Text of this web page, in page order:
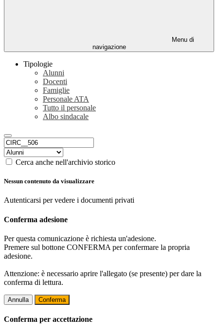
Menu di
navigazione
Tipologie
Alunni
Docenti
Famiglie
Personale ATA
Tutto il personale
Albo sindacale
Cerca anche nell'archivio storico
Nessun contenuto da visualizzare
Autenticarsi per vedere i documenti privati
Conferma adesione
Per questa comunicazione è richiesta un'adesione.
Premere sul bottone CONFERMA per confermare la propria
adesione.
Attenzione: è necessario aprire l'allegato (se presente) per dare la
conferma di lettura.
Annulla Conferma
Conferma per accettazione